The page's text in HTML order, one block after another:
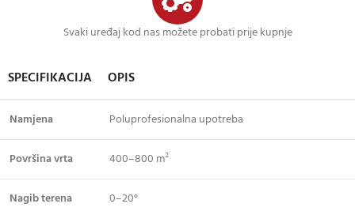
Svaki uređaj kod nas možete probati prije kupnje
SPECIFIKACIJA OPIS
Namjena Poluprofesionalna upotreba
Površina vrta 400–800 m²
Nagib terena 0–20°